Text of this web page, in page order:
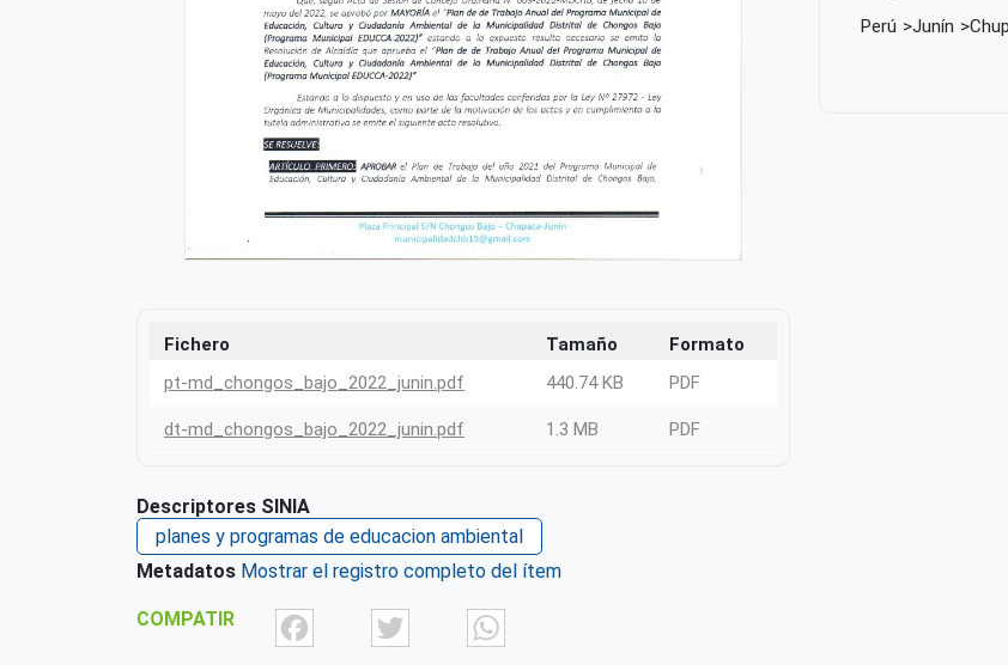
Fichero Tamaño
Formato
pt-md_chongos_bajo_2022_junin.pdf
440.74 KB PDF
dt-md_chongos_bajo_2022_junin.pdf 1.3 MB PDF
Descriptores SINIA
planes y programas de educacion ambiental
Metadatos Mostrar el registro completo del ítem
COMPATIR FacebookTwitter
Perú
Junín